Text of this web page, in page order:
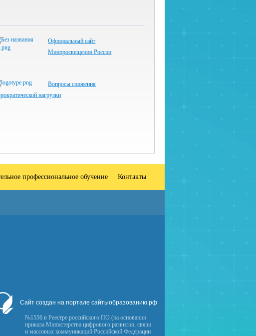
Официальный сайт
Минпросвещения России
Вопросы снижения
нагрузки
профессиональное обучение Контакты
Сайт создан на портале сайтыобразованию.рф
№1556 в Реестре российского ПО (на основании
приказа Министерства цифрового развития, связи
и массовых коммуникаций Российской Федерации